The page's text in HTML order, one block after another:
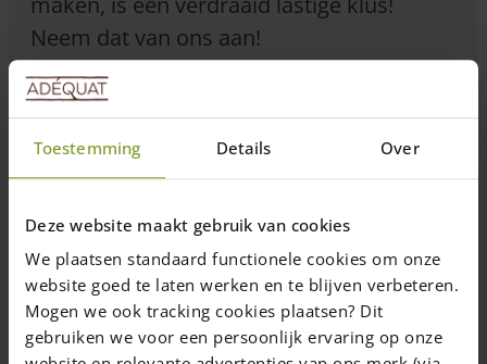
Toestemming Details Over
Deze website maakt gebruik van cookies
We plaatsen standaard functionele cookies om onze
website goed te laten werken en te blijven verbeteren.
Mogen we ook tracking cookies plaatsen? Dit
gebruiken we voor een persoonlijk ervaring op onze
Neem dat van ons aan!
5 maart 2024 —
Welke draad voor schapenhekken?
Wij krijgen niet vaak vragen over wat voor draad wij gebruiken
voor onze schapenhekken, maar af en toe komt het wel ter
sprake. Wij zijn altijd blij als klanten vragen stellen over de
kwaliteit van onze producten! Bij Adéquat kunnen wij met een